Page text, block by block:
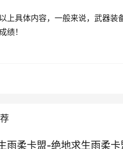
上具体内容，一般来说，武器装
绩！
雨柔卡盟-绝地求生雨柔